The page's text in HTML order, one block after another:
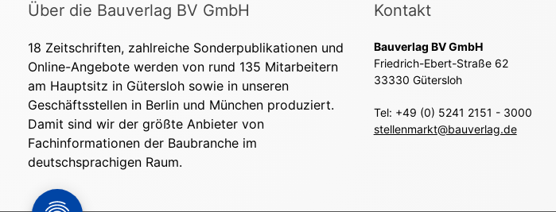
Über die Bauverlag BV GmbH
18 Zeitschriften, zahlreiche Sonderpublikationen und
Online-Angebote werden von rund 135 Mitarbeitern
am Hauptsitz in Gütersloh sowie in unseren
Geschäftsstellen in Berlin und München produziert.
Damit sind wir der größte Anbieter von
Fachinformationen der Baubranche im
deutschsprachigen Raum.
Kontakt
Bauverlag BV GmbH
Friedrich-Ebert-Straße 62
33330 Gütersloh
Tel: +49 (0) 5241 2151 - 3000
stellenmarkt@bauverlag.de